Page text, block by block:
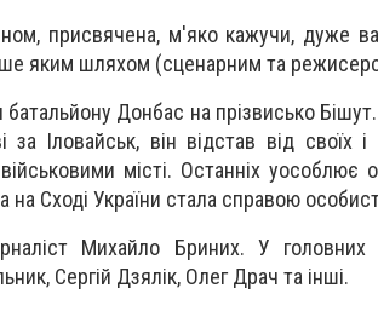
присвячена, м'яко кажучи, дуже
яким шляхом (сценарним та
батальйону Донбас на прізвисько
Іловайськ, він відстав від своїх
місті. Останніх уособлює
на Сході України стала справою
Михайло Бриних. У головних
Сергій Дзялік, Олег Драч та інші.